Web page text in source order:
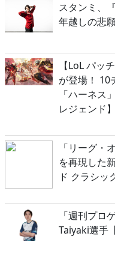
スタンミ、
年越しの悲
【LoL パッ
が登場！ 10
「ハーネス
レジェンド】
「リーグ・
を再現した
ド クラシッ
「週刊プロ
Taiyaki選手